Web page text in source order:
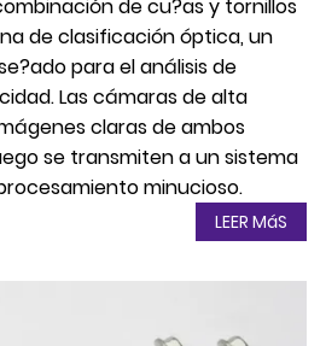
de cu?as y tornillos
de clasificación óptica, un
para el análisis de
Las cámaras de alta
claras de ambos
se transmiten a un sistema
minucioso.
LEER MáS